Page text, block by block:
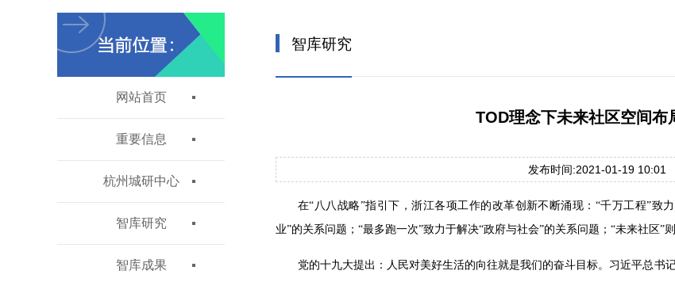
网站首页
重要信息
杭州城研中心
智库研究
智库成果
智库研究
TOD理念下未来社区空间布
发布时间:2021-01-19 10:01
在“八八战略”指引下，浙江各项工作的改革创新不断涌现：“千万工程”致
业”的关系问题；“最多跑一次”致力于解决“政府与社会”的关系问题；“未来社区”
党的十九大提出：人民对美好生活的向往就是我们的奋斗目标。习近平总